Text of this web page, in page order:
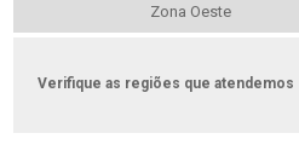
Zona Oeste
Verifique as regiões que atendemos